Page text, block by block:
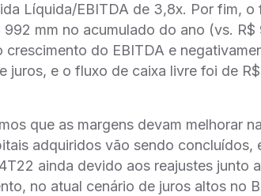
Líquida/EBITDA de 3,8x. Por fim, o
mm no acumulado do ano (vs. R$
do EBITDA e
juros, e o fluxo de caixa livre foi de R$
que as margens devam melhorar
adquiridos vão sendo concluídos,
ainda devido aos reajustes junto
no atual cenário de juros altos no